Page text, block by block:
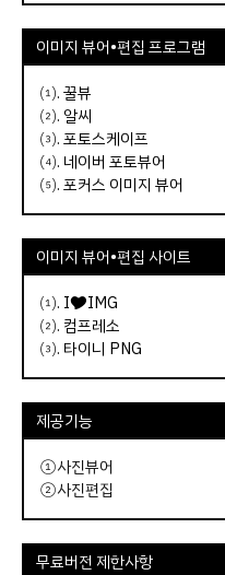
이미지 뷰어•편집 프로그램
⑴.꿀뷰
⑵.알씨
⑶.포토스케이프
⑷. 네이버 포토뷰어
⑸.포커스 이미지 뷰어
이미지 뷰어•편집 사이트
⑴. I🎔IMG
⑵. 컴프레소
⑶. 타이니 PNG
제공기능
①사진뷰어
②사진편집
무료버전 제한사항